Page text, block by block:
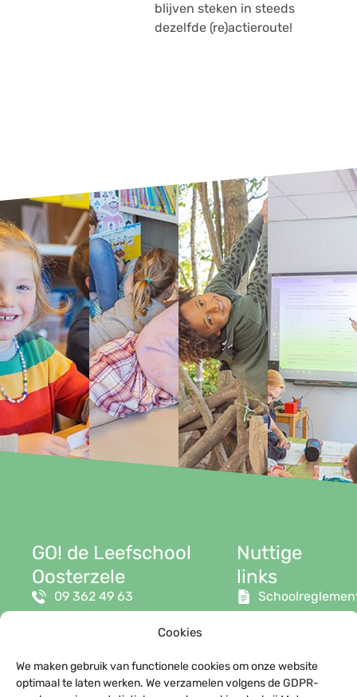
Cookies
We maken gebruik van functionele cookies om onze website
optimaal te laten werken. We verzamelen volgens de GDPR-
blijven steken in steeds
dezelfde (re)actieroute!
GO! de Leefschool
Oosterzele
09 362 49 63
9860 Oosterzele
Nuttige
links